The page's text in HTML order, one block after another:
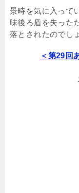
景時を気に入って
味後ろ盾を失った
落とされたのでし
＜第29回